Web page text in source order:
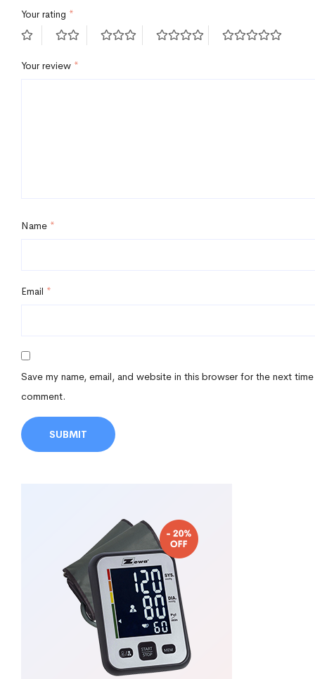
Your rating *
Your review *
Name *
Email *
Save my name, email, and website in this browser for the next
comment.